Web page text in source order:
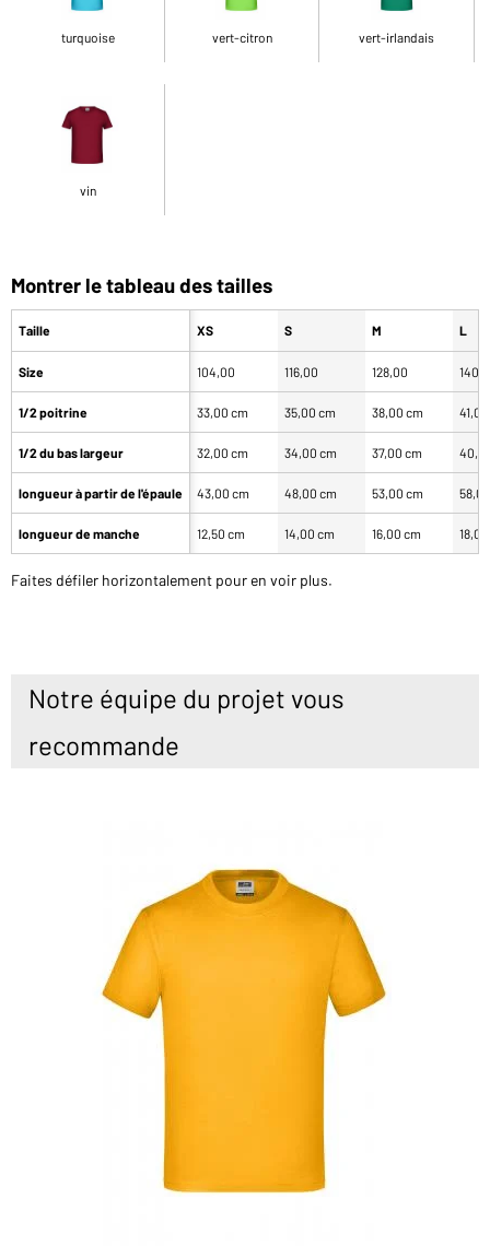
turquoise vert-citron vert-irlandais
vin
Montrer le tableau des tailles
Taille
Size
1/2 poitrine
1/2 du bas largeur
longueur à partir de l'épaule
longueur de manche
XS S M L
104,00 116,00 128,00
33,00 cm 35,00 cm 38,00 cm
32,00 cm 34,00 cm 37,00 cm
43,00 cm 48,00 cm 53,00 cm
12,50 cm 14,00 cm 16,00 cm
Faites défiler horizontalement pour en voir plus.
Notre équipe du projet vous
recommande